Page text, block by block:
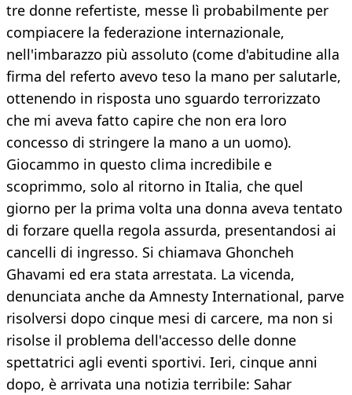
tre donne refertiste, messe lì probabilmente per
compiacere la federazione internazionale,
nell'imbarazzo più assoluto (come d'abitudine alla
firma del referto avevo teso la mano per salutarle,
ottenendo in risposta uno sguardo terrorizzato
che mi aveva fatto capire che non era loro
concesso di stringere la mano a un uomo).
Giocammo in questo clima incredibile e
scoprimmo, solo al ritorno in Italia, che quel
giorno per la prima volta una donna aveva tentato
di forzare quella regola assurda, presentandosi ai
cancelli di ingresso. Si chiamava Ghoncheh
Ghavami ed era stata arrestata. La vicenda,
denunciata anche da Amnesty International, parve
risolversi dopo cinque mesi di carcere, ma non si
risolse il problema dell'accesso delle donne
spettatrici agli eventi sportivi. Ieri, cinque anni
dopo, è arrivata una notizia terribile: Sahar